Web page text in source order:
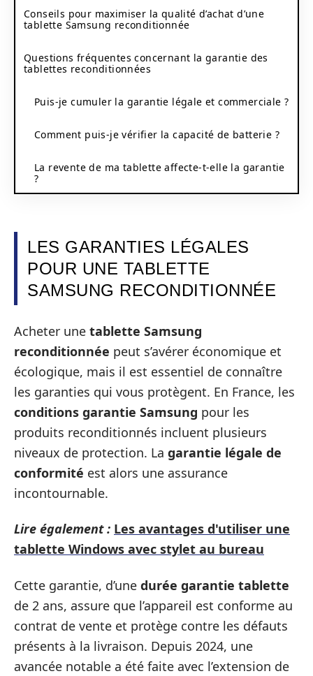
Conseils pour maximiser la qualité d’achat d’une
tablette Samsung reconditionnée
Questions fréquentes concernant la garantie des
tablettes reconditionnées
Puis-je cumuler la garantie légale et commerciale ?
Comment puis-je vérifier la capacité de batterie ?
La revente de ma tablette affecte-t-elle la garantie
?
LES GARANTIES LÉGALES
POUR UNE TABLETTE
SAMSUNG RECONDITIONNÉE
Acheter une tablette Samsung
reconditionnée peut s’avérer économique et
écologique, mais il est essentiel de connaître
les garanties qui vous protègent. En France, les
conditions garantie Samsung pour les
produits reconditionnés incluent plusieurs
niveaux de protection. La garantie légale de
conformité est alors une assurance
incontournable.
Lire également : Les avantages d'utiliser une
tablette Windows avec stylet au bureau
Cette garantie, d’une durée garantie tablette
de 2 ans, assure que l’appareil est conforme au
contrat de vente et protège contre les défauts
présents à la livraison. Depuis 2024, une
avancée notable a été faite avec l’extension de